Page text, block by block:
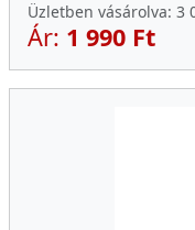
Üzletben vásárolva: 3
Ár: 1 990 Ft